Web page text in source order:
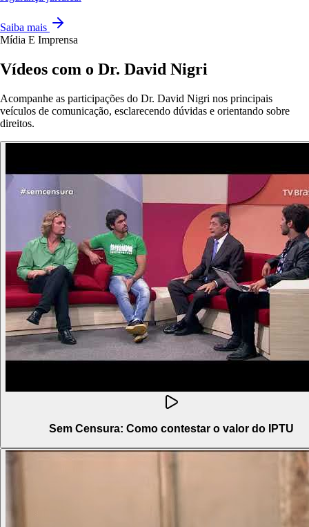
Saiba mais
Mídia E Imprensa
Vídeos com o Dr. David Nigri
Acompanhe as participações do Dr. David Nigri nos principais
veículos de comunicação, esclarecendo dúvidas e orientando sobre
direitos.
Sem Censura: Como contestar o valor do IPTU